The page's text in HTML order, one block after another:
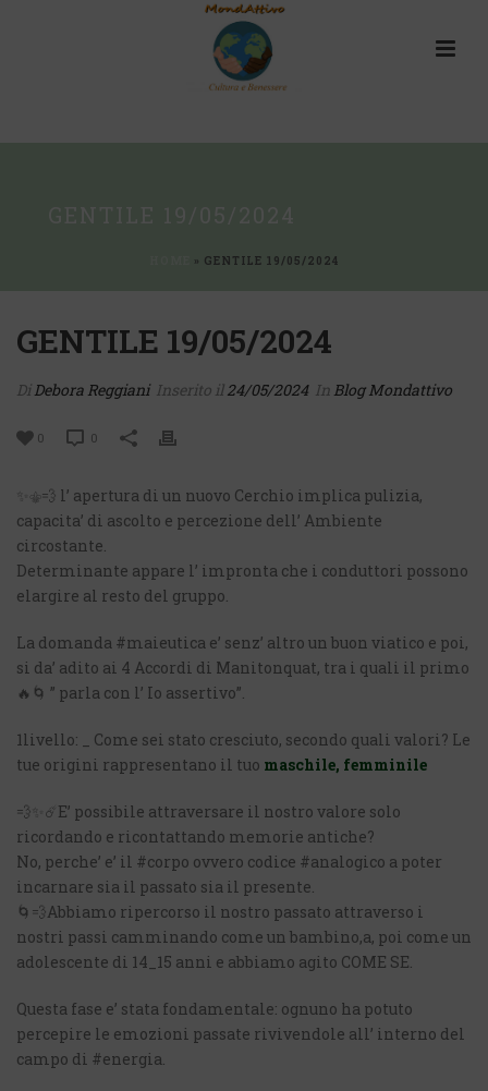
» GENTILE 19/05/2024
GENTILE 19/05/2024
DiDebora Reggiani Inserito il24/05/2024 In Blog Mondattivo
0 0
✨⚜️💨 l’ apertura di un nuovo Cerchio implica pulizia,
capacita’ di ascolto e percezione dell’ Ambiente
circostante.
Determinante appare l’ impronta che i conduttori possono
elargire al resto del gruppo.
La domanda #maieutica e’ senz’ altro un buon viatico e poi,
si da’ adito ai 4 Accordi di Manitonquat, tra i quali il primo
🔥🌀 ” parla con l’ Io assertivo”.
1livello: _ Come sei stato cresciuto, secondo quali valori? Le
tue origini rappresentano il tuo maschile, femminile
💨✨☄️E’ possibile attraversare il nostro valore solo
ricordando e ricontattando memorie antiche?
No, perche’ e’ il #corpo ovvero codice #analogico a poter
incarnare sia il passato sia il presente.
🌀💨Abbiamo ripercorso il nostro passato attraverso i
nostri passi camminando come un bambino,a, poi come un
adolescente di 14_15 anni e abbiamo agito COME SE.
Questa fase e’ stata fondamentale: ognuno ha potuto
percepire le emozioni passate rivivendole all’ interno del
campo di #energia.